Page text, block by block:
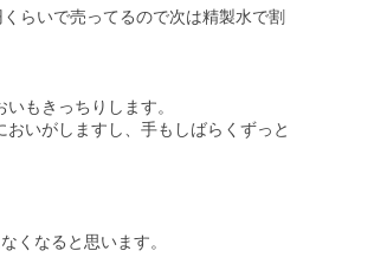
らいで売ってるので次は精製水で割
もきっちりします。
いがしますし、手もしばらくずっと
くなると思います。